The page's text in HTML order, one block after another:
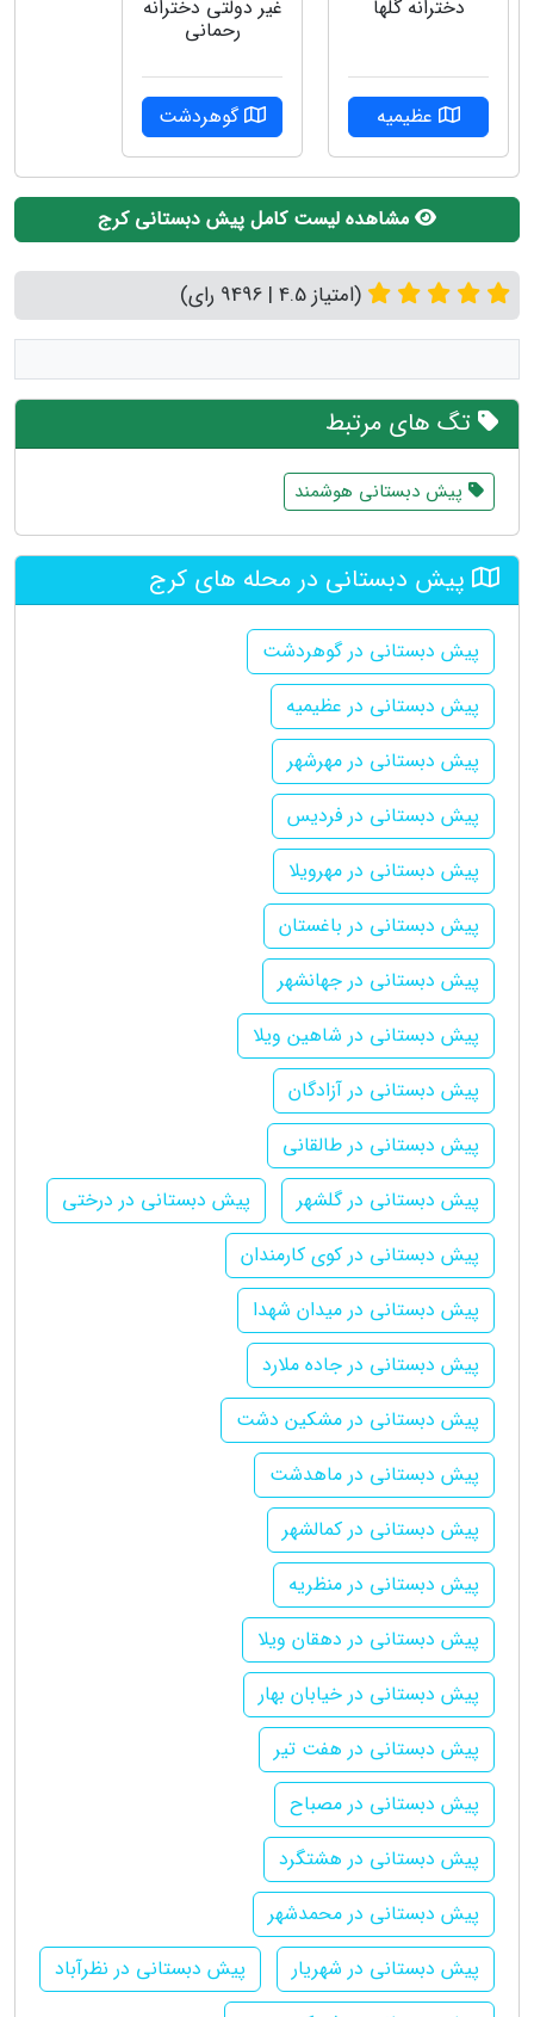
دخترانه گلها
عظیمیه
غیر دولتی دخترانه
رحمانی
گوهردشت
مشاهده لیست کامل پیش دبستانی کرج
(امتیاز 4.5 | 9496 رای)
تگ های مرتبط
پیش دبستانی هوشمند
پیش دبستانی در محله های کرج
پیش دبستانی در گوهردشت
پیش دبستانی در عظیمیه
پیش دبستانی در مهرشهر
پیش دبستانی در فردیس
پیش دبستانی در مهرویلا
پیش دبستانی در باغستان
پیش دبستانی در جهانشهر
پیش دبستانی در شاهین ویلا
پیش دبستانی در آزادگان
پیش دبستانی در طالقانی
پیش دبستانی در گلشهر
پیش دبستانی در درختی
پیش دبستانی در کوی کارمندان
پیش دبستانی در میدان شهدا
پیش دبستانی در جاده ملارد
پیش دبستانی در مشکین دشت
پیش دبستانی در ماهدشت
پیش دبستانی در کمالشهر
پیش دبستانی در منظریه
پیش دبستانی در دهقان ویلا
پیش دبستانی در خیابان بهار
پیش دبستانی در هفت تیر
پیش دبستانی در مصباح
پیش دبستانی در هشتگرد
پیش دبستانی در محمدشهر
پیش دبستانی در شهریار
پیش دبستانی در نظرآباد